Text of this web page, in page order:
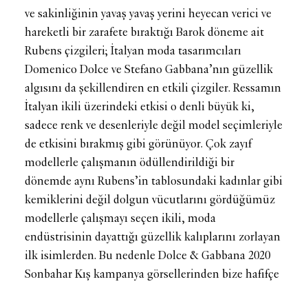
ve sakinliğinin yavaş yavaş yerini heyecan verici ve
hareketli bir zarafete bıraktığı Barok döneme ait
Rubens çizgileri; İtalyan moda tasarımcıları
Domenico Dolce ve Stefano Gabbana’nın güzellik
algısını da şekillendiren en etkili çizgiler. Ressamın
İtalyan ikili üzerindeki etkisi o denli büyük ki,
sadece renk ve desenleriyle değil model seçimleriyle
de etkisini bırakmış gibi görünüyor. Çok zayıf
modellerle çalışmanın ödüllendirildiği bir
dönemde aynı Rubens’in tablosundaki kadınlar gibi
kemiklerini değil dolgun vücutlarını gördüğümüz
modellerle çalışmayı seçen ikili, moda
endüstrisinin dayattığı güzellik kalıplarını zorlayan
ilk isimlerden. Bu nedenle Dolce & Gabbana 2020
Sonbahar Kış kampanya görsellerinden bize hafifçe